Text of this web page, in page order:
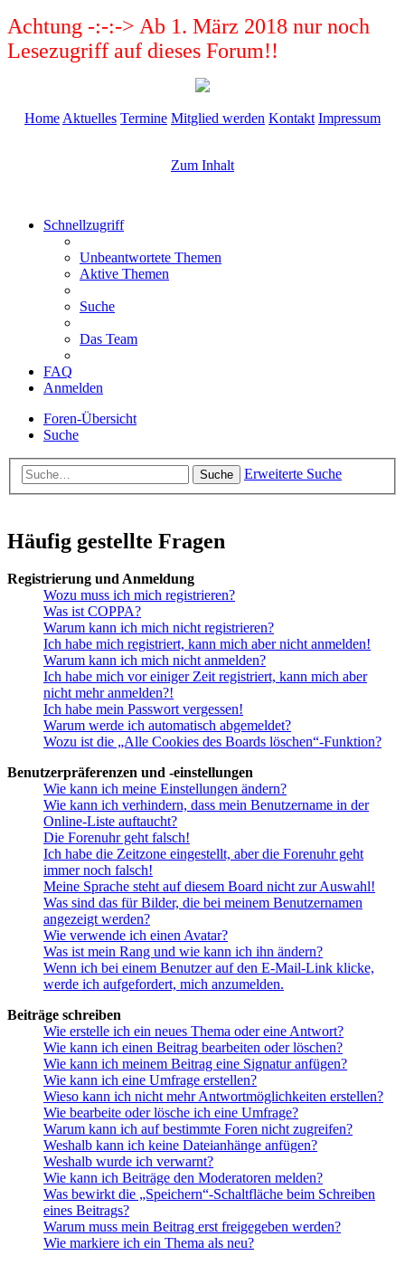
Achtung -:-:-> Ab 1. März 2018 nur noch
Lesezugriff auf dieses Forum!!
Home Aktuelles Termine Mitglied werden Kontakt Impressum
Zum Inhalt
Schnellzugriff
Unbeantwortete Themen
Aktive Themen
Suche
Das Team
FAQ
Anmelden
Foren-Übersicht
Suche
Suche Erweiterte Suche
Häufig gestellte Fragen
Registrierung und Anmeldung
Wozu muss ich mich registrieren?
Was ist COPPA?
Warum kann ich mich nicht registrieren?
Ich habe mich registriert, kann mich aber nicht anmelden!
Warum kann ich mich nicht anmelden?
Ich habe mich vor einiger Zeit registriert, kann mich aber
nicht mehr anmelden?!
Ich habe mein Passwort vergessen!
Warum werde ich automatisch abgemeldet?
Wozu ist die „Alle Cookies des Boards löschen“-Funktion?
Benutzerpräferenzen und -einstellungen
Wie kann ich meine Einstellungen ändern?
Wie kann ich verhindern, dass mein Benutzername in der
Online-Liste auftaucht?
Die Forenuhr geht falsch!
Ich habe die Zeitzone eingestellt, aber die Forenuhr geht
immer noch falsch!
Meine Sprache steht auf diesem Board nicht zur Auswahl!
Was sind das für Bilder, die bei meinem Benutzernamen
angezeigt werden?
Wie verwende ich einen Avatar?
Was ist mein Rang und wie kann ich ihn ändern?
Wenn ich bei einem Benutzer auf den E-Mail-Link klicke,
werde ich aufgefordert, mich anzumelden.
Beiträge schreiben
Wie erstelle ich ein neues Thema oder eine Antwort?
Wie kann ich einen Beitrag bearbeiten oder löschen?
Wie kann ich meinem Beitrag eine Signatur anfügen?
Wie kann ich eine Umfrage erstellen?
Wieso kann ich nicht mehr Antwortmöglichkeiten erstellen?
Wie bearbeite oder lösche ich eine Umfrage?
Warum kann ich auf bestimmte Foren nicht zugreifen?
Weshalb kann ich keine Dateianhänge anfügen?
Weshalb wurde ich verwarnt?
Wie kann ich Beiträge den Moderatoren melden?
Was bewirkt die „Speichern“-Schaltfläche beim Schreiben
eines Beitrags?
Warum muss mein Beitrag erst freigegeben werden?
Wie markiere ich ein Thema als neu?